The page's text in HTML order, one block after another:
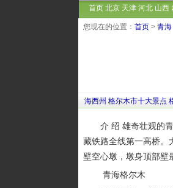
首页 北京 天津 河北 山西
您现在的位置： 首页 > 青海
海西州 格尔木市十大景点
介 绍 雄奇壮观的青
藏铁路全线第一高桥
壁空心墩，墩身顶部壁
青海格尔木